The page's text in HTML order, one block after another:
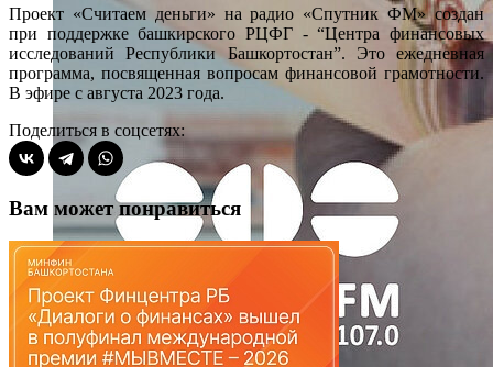
Проект «Считаем деньги» на радио «Спутник ФМ» создан
при поддержке башкирского РЦФГ - “Центра финансовых
исследований Республики Башкортостан”. Это ежедневная
программа, посвященная вопросам финансовой грамотности.
В эфире с августа 2023 года.
Поделиться в соцсетях:
Вам может понравиться